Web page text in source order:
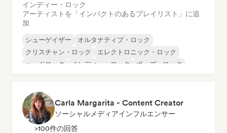
インディー・ロック
アーティストを「インパクトのあるプレイリスト」に追
加
シューゲイザー
オルタナティブ・ロック
クリスチャン・ロック
エレクトロニック・ロック
ハードロック
インディー・ロック
ポップ・ロック
Carla Margarita - Content Creator
ソーシャルメディアインフルエンサー
>100件の回答